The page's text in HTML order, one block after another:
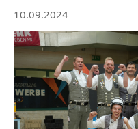
10.09.2024